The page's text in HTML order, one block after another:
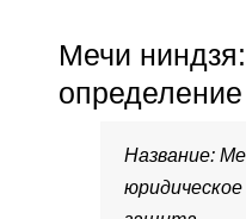
Мечи
Название: